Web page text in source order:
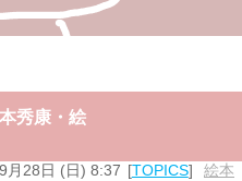
秀康・絵
月28日 (日) 8:37 TOPICS 絵本